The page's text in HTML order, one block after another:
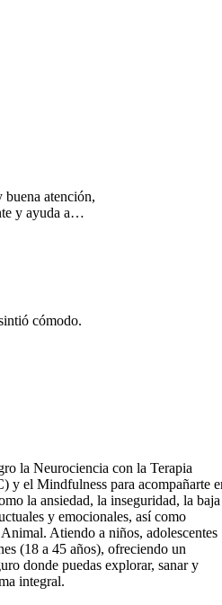
atención,
y ayuda a
entregando
podamos hacerlo
cómodo.
la Neurociencia con la Terapia
y el Mindfulness para acompañarte
la ansiedad, la inseguridad, la baja
y emocionales, así como
Atiendo a niños, adolescentes
(18 a 45 años), ofreciendo un
donde puedas explorar, sanar y
integral.